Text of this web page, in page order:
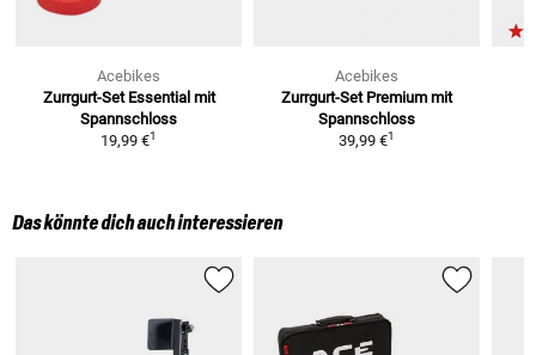
Acebikes
Zurrgurt-Set Essential mit
Spannschloss
19,99 €1
Acebikes
Zurrgurt-Set Premium mit
Spannschloss
39,99 €1
Das könnte dich auch interessieren